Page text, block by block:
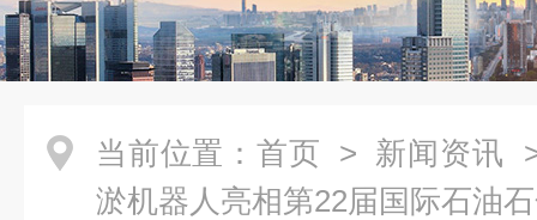
当前位置： 首页 > 新闻资讯
淤机器人亮相第22届国际石油